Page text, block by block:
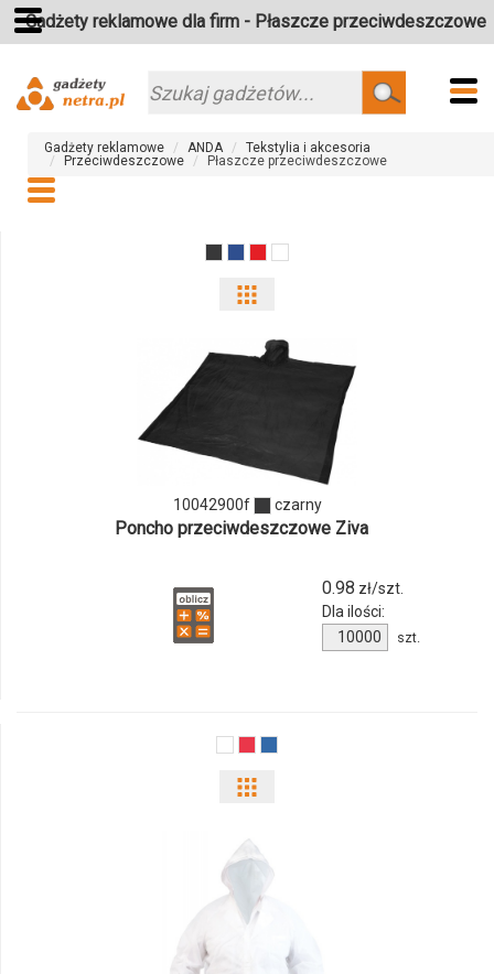
Gadżety reklamowe dla firm - Płaszcze przeciwdeszczowe
Szukaj
Gadżety reklamowe ANDA
Tekstylia i akcesoria
Przeciwdeszczowe
Płaszcze przeciwdeszczowe
odmiany
produktu
10042900f
10042900f czarny
Poncho przeciwdeszczowe Ziva
0.98 zł/szt.
Dla ilości:
Ilość
produktu
szt.
ilości
produktu